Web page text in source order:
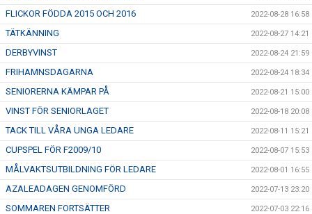
FLICKOR FÖDDA 2015 OCH 2016 2022-08-28 16:58
TÄTKÄNNING 2022-08-27 14:21
DERBYVINST 2022-08-24 21:59
FRIHAMNSDAGARNA 2022-08-24 18:34
SENIORERNA KÄMPAR PÅ 2022-08-21 15:00
VINST FÖR SENIORLAGET 2022-08-18 20:08
TACK TILL VÅRA UNGA LEDARE 2022-08-11 15:21
CUPSPEL FÖR F2009/10 2022-08-07 15:53
MÅLVAKTSUTBILDNING FÖR LEDARE 2022-08-01 16:55
AZALEADAGEN GENOMFÖRD 2022-07-13 23:20
SOMMAREN FORTSÄTTER 2022-07-03 22:16